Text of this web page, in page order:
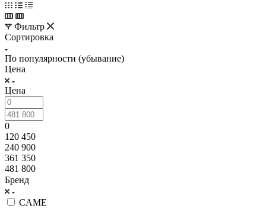
Фильтр
Сортировка
По популярности (убывание)
Цена
Цена
0
120 450
240 900
361 350
481 800
Бренд
CAME